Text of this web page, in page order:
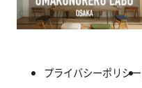
プライバシーポリシー